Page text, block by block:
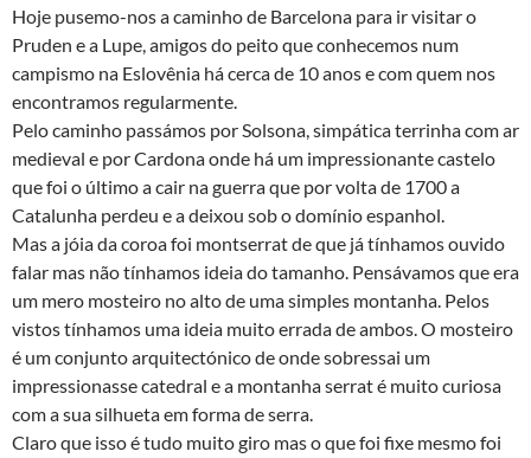
Hoje pusemo-nos a caminho de Barcelona para ir visitar o
Pruden e a Lupe, amigos do peito que conhecemos num
campismo na Eslovênia há cerca de 10 anos e com quem nos
encontramos regularmente.
Pelo caminho passámos por Solsona, simpática terrinha com ar
medieval e por Cardona onde há um impressionante castelo
que foi o último a cair na guerra que por volta de 1700 a
Catalunha perdeu e a deixou sob o domínio espanhol.
Mas a jóia da coroa foi montserrat de que já tínhamos ouvido
falar mas não tínhamos ideia do tamanho. Pensávamos que era
um mero mosteiro no alto de uma simples montanha. Pelos
vistos tínhamos uma ideia muito errada de ambos. O mosteiro
é um conjunto arquitectónico de onde sobressai um
impressionasse catedral e a montanha serrat é muito curiosa
com a sua silhueta em forma de serra.
Claro que isso é tudo muito giro mas o que foi fixe mesmo foi